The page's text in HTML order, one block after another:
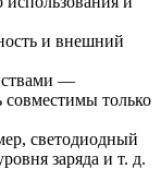
и внешний
—
совместимы только
светодиодный
заряда и т. д.